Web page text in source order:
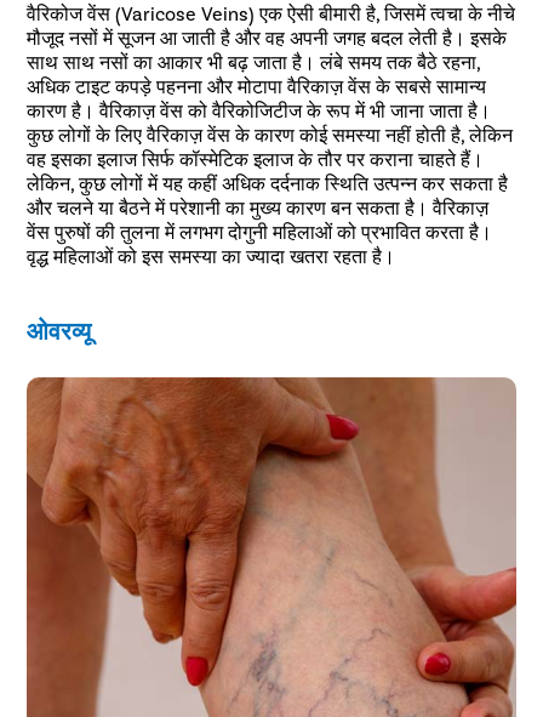
वैरिकोज वेंस (Varicose Veins) एक ऐसी बीमारी है, जिसमें त्वचा के नीचे
मौजूद नसों में सूजन आ जाती है और वह अपनी जगह बदल लेती है। इसके
साथ साथ नसों का आकार भी बढ़ जाता है। लंबे समय तक बैठे रहना,
अधिक टाइट कपड़े पहनना और मोटापा वैरिकाज़ वेंस के सबसे सामान्य
कारण है। वैरिकाज़ वेंस को वैरिकोजिटीज के रूप में भी जाना जाता है।
कुछ लोगों के लिए वैरिकाज़ वेंस के कारण कोई समस्या नहीं होती है, लेकिन
वह इसका इलाज सिर्फ कॉस्मेटिक इलाज के तौर पर कराना चाहते हैं।
लेकिन, कुछ लोगों में यह कहीं अधिक दर्दनाक स्थिति उत्पन्न कर सकता है
और चलने या बैठने में परेशानी का मुख्य कारण बन सकता है। वैरिकाज़
वेंस पुरुषों की तुलना में लगभग दोगुनी महिलाओं को प्रभावित करता है।
वृद्ध महिलाओं को इस समस्या का ज्यादा खतरा रहता है।
ओवरव्यू